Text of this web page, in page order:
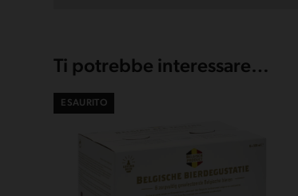
Ti potrebbe interessare…
ESAURITO